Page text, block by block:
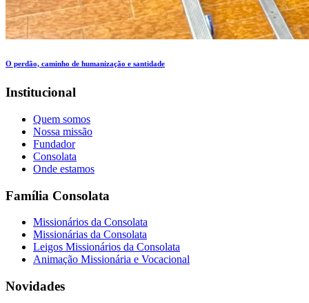
O perdão, caminho de humanização e santidade
Institucional
Quem somos
Nossa missão
Fundador
Consolata
Onde estamos
Família Consolata
Missionários da Consolata
Missionárias da Consolata
Leigos Missionários da Consolata
Animação Missionária e Vocacional
Novidades